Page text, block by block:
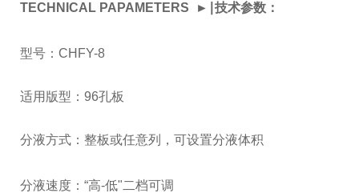
TECHNICAL PAPAMETERS ►∣技术参数：
型号：CHFY-8
适用版型：96孔板
分液方式：整板或任意列，可设置分液体积
分液速度：“高-低"二档可调